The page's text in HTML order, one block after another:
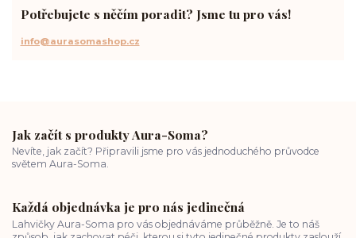
Potřebujete s něčím poradit? Jsme tu pro vás!
info@aurasomashop.cz
Jak začít s produkty Aura-Soma?
Nevíte, jak začít? Připravili jsme pro vás jednoduchého průvodce
světem Aura-Soma.
Každá objednávka je pro nás jedinečná
Lahvičky Aura-Soma pro vás objednáváme průběžně. Je to náš